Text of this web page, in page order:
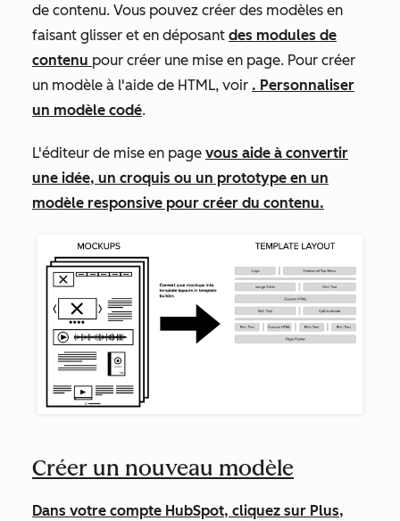
de contenu. Vous pouvez créer des modèles en
faisant glisser et en déposant des modules de
contenu pour créer une mise en page. Pour créer
un modèle à l'aide de HTML, voir . Personnaliser
un modèle codé.
L'éditeur de mise en page vous aide à convertir
une idée, un croquis ou un prototype en un
modèle responsive pour créer du contenu.
Créer un nouveau modèle
Dans votre compte HubSpot, cliquez sur Plus,